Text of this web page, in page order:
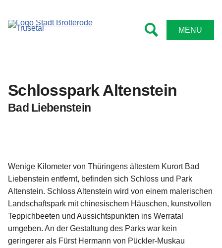
MENU
Schlosspark Altenstein
Bad Liebenstein
Wenige Kilometer von Thüringens ältestem Kurort Bad
Liebenstein entfernt, befinden sich Schloss und Park
Altenstein. Schloss Altenstein wird von einem malerischen
Landschaftspark mit chinesischem Häuschen, kunstvollen
Teppichbeeten und Aussichtspunkten ins Werratal
umgeben. An der Gestaltung des Parks war kein
geringerer als Fürst Hermann von Pückler-Muskau